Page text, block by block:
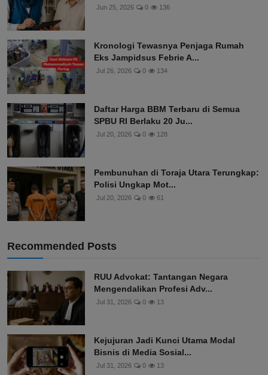
Jun 25, 2026 0 136
Kronologi Tewasnya Penjaga Rumah
Eks Jampidsus Febrie A...
Jul 26, 2026 0 134
Daftar Harga BBM Terbaru di Semua
SPBU RI Berlaku 20 Ju...
Jul 20, 2026 0 128
Pembunuhan di Toraja Utara Terungkap:
Polisi Ungkap Mot...
Jul 20, 2026 0 61
Recommended Posts
RUU Advokat: Tantangan Negara
Mengendalikan Profesi Adv...
Jul 31, 2026 0 13
Kejujuran Jadi Kunci Utama Modal
Bisnis di Media Sosial...
Jul 31, 2026 0 13